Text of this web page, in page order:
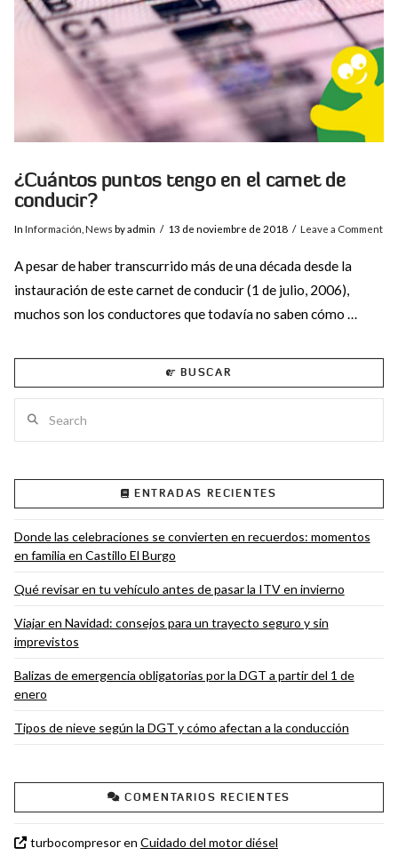
¿Cuántos puntos tengo en el carnet de
conducir?
In Información News by admin 13 de noviembre de 2018 Leave a Comment
A pesar de haber transcurrido más de una década desde la
instauración de este carnet de conducir (1 de julio, 2006),
muchos son los conductores que todavía no saben cómo …
BUSCAR
ENTRADAS RECIENTES
Donde las celebraciones se convierten en recuerdos: momentos
en familia en Castillo El Burgo
Qué revisar en tu vehículo antes de pasar la ITV en invierno
Viajar en Navidad: consejos para un trayecto seguro y sin
imprevistos
Balizas de emergencia obligatorias por la DGT a partir del 1 de
enero
Tipos de nieve según la DGT y cómo afectan a la conducción
COMENTARIOS RECIENTES
turbocompresoren Cuidado del motor diésel